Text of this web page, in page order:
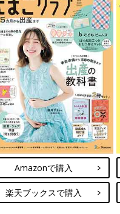
Amazonで購入
楽天ブックスで購入